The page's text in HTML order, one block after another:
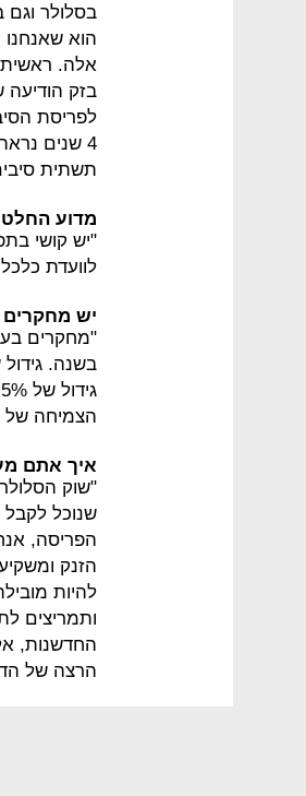
בסלולר וגם
הוא
תשתית
מדוע
"יש קושי
לוועדת
יש מחקרים
הצמיחה של
איך אתם
"שוק
שנוכל לקבל
הפריסה,
להיות
ותמריצים
החדשנות,
הרצה של הדור ה-5 ובסוף דצמבר נדע מי